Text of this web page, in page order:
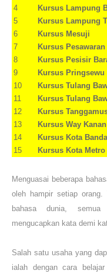
4
Kursus Lampung
5
Kursus Lampung
6
Kursus Mesuji
7
Kursus Pesawaran
8
Kursus Pesisir
9
Kursus Pringsewu
10
Kursus Tulang
11
Kursus Tulang
12
Kursus
13
Kursus Way Kanan
14
Kursus Kota
15
Kursus Kota Metro
Menguasai beberapa
oleh hampir setiap orang.
bahasa dunia, semua
mengucapkan kata demi
Salah satu usaha yang
ialah dengan cara